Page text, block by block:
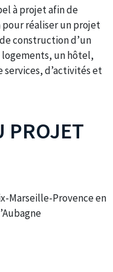
à projet afin de
réaliser un projet
construction d’un
un hôtel,
d’activités et
PROJET
Marseille-Provence en